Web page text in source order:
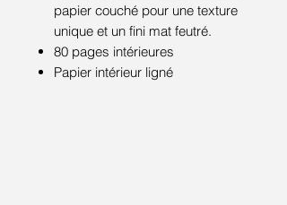
papier couché pour une texture
unique et un fini mat feutré.
80 pages intérieures
Papier intérieur ligné